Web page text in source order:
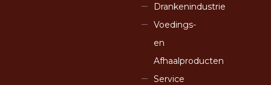
Drankenindustrie
Voedings-
en
Afhaalproducten
Service